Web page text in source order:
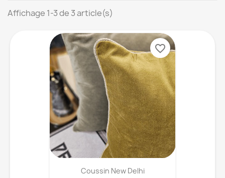
Affichage 1-3 de 3 article(s)
Coussin New Delhi
favorite_border